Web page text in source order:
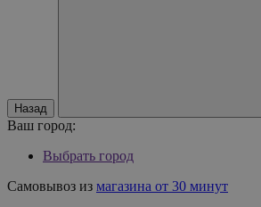
Назад
Ваш город:
Выбрать город
Самовывоз из магазина от 30 минут